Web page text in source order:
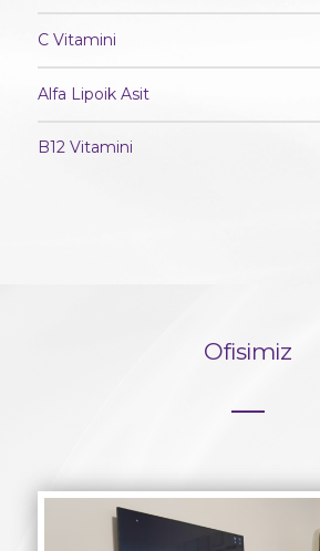
C Vitamini
Alfa Lipoik Asit
B12 Vitamini
Ofisimiz